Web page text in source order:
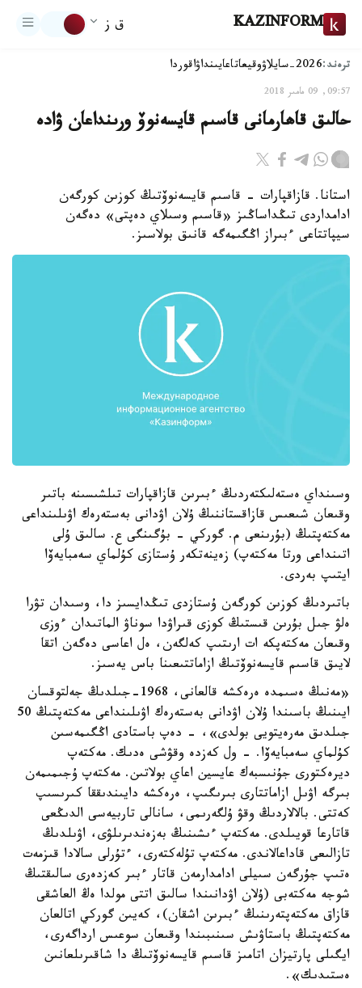
KAZINFORM ق ز
ترەند:2026-سايلاۋ وقيعاتاعايىنداۋاقوردا
09:57, 09 مامىر 2018
حالىق قاھارمانى قاسىم قايسەنوۆ ورىنداعان ۋادە
استانا. قازاقپارات - قاسىم قايسەنوۆتىڭ كوزىن كورگەن
ادامداردى تىڭداساڭىز «قاسىم وسىلاي دەپتى» دەگەن
سيپاتتاعى ءبىراز اڭگىمەگە قانىق بولاسىز.
وسىنداي ەستەلىكتەردىڭ ءبىرىن قازاقپارات تىلشىسىنە باتىر
وقىعان شىعىس قازاقستاننىڭ ۇلان اۋدانى بەستەرەك اۋىلىنداعى
مەكتەپتىڭ (بۇرىنعى م. گوركي - بۇگىنگى ع. سالىق ۇلى
اتىنداعى ورتا مەكتەپ) زەينەتكەر ۇستازى كۇلماي سەمبايەۆا
ايتىپ بەردى.
باتىردىڭ كوزىن كورگەن ۇستازدى تىڭدايسىز دا، وسىدان تۋرا
ەلۋ جىل بۇرىن قىستىڭ كوزى قىراۋدا سوناۋ الماتىدان ءوزى
وقىعان مەكتەپكە ات ارىتىپ كەلگەن، ەل اعاسى دەگەن اتقا
لايىق قاسىم قايسەنوۆتىڭ ازاماتتىعىنا باس يەسىز.
«مەنىڭ ەسىمدە ەرەكشە قالعانى، 1968-جىلدىڭ جەلتوقسان
ايىنىڭ باسىندا ۇلان اۋدانى بەستەرەك اۋىلىنداعى مەكتەپتىڭ 50
جىلدىق مەرەيتويى بولدى»، - دەپ باستادى اڭگىمەسىن
كۇلماي سەمبايەۆا. - ول كەزدە وقۋشى ەدىك. مەكتەپ
ديرەكتورى جۇنىسبەك عايسين اعاي بولاتىن. مەكتەپ ۇجىمىمەن
بىرگە اۋىل ازاماتتارى بىرىگىپ، ەرەكشە دايىندىققا كىرىسىپ
كەتتى. بالالاردىڭ وقۋ ۇلگەرىمى، سانالى تاربيەسى الدىڭعى
قاتارعا قويىلدى. مەكتەپ ءىشىنىڭ بەزەندىرىلۋى، اۋىلدىڭ
تازالىعى قاداعالاندى. مەكتەپ تۇلەكتەرى، ءتۇرلى سالادا قىزمەت
ەتىپ جۇرگەن سىيلى ادامدارمەن قاتار ءبىر كەزدەرى سالىقتىڭ
شوجە مەكتەبى (ۇلان اۋدانىندا سالىق اتتى مولدا ەڭ العاشقى
قازاق مەكتەپتەرىنىڭ ءبىرىن اشقان)، كەيىن گوركي اتالعان
مەكتەپتىڭ باستاۋىش سىنىبىندا وقىعان سوعىس ارداگەرى،
ايگىلى پارتيزان اتامىز قاسىم قايسەنوۆتىڭ دا شاقىرىلعانىن
ەستىدىك».